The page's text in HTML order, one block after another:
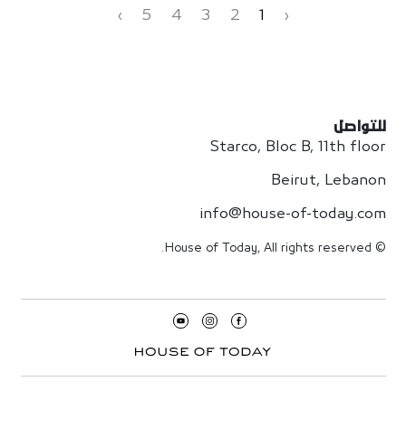
‹
2
3
4
5
›
للتواصل
Starco, Bloc B, 11th floor
Beirut, Lebanon
info@house-of-today.com
© House of Today, All rights reserved.